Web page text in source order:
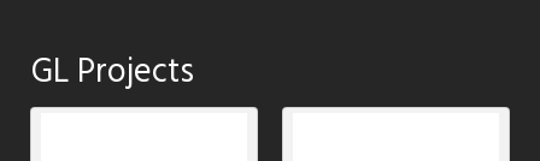
GL Projects